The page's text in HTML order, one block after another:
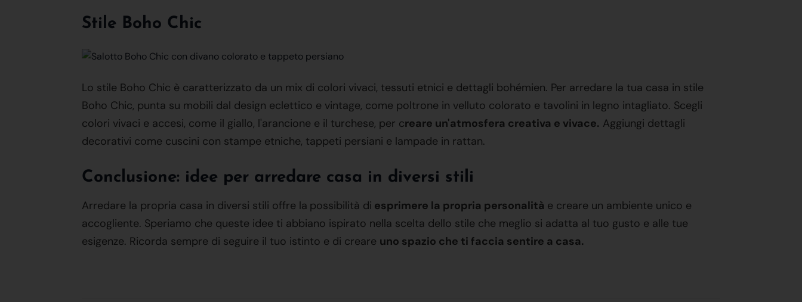
Stile Boho Chic
Lo stile Boho Chic è caratterizzato da un mix di colori vivaci, tessuti etnici e dettagli bohémien. Per arredare la tua casa in stile
Boho Chic, punta su mobili dal design eclettico e vintage, come poltrone in velluto colorato e tavolini in legno intagliato. Scegli
colori vivaci e accesi, come il giallo, l'arancione e il turchese, per creare un'atmosfera creativa e vivace. Aggiungi dettagli
decorativi come cuscini con stampe etniche, tappeti persiani e lampade in rattan.
Conclusione: idee per arredare casa in diversi stili
Arredare la propria casa in diversi stili offre la possibilità di esprimere la propria personalità e creare un ambiente unico e
accogliente. Speriamo che queste idee ti abbiano ispirato nella scelta dello stile che meglio si adatta al tuo gusto e alle tue
esigenze. Ricorda sempre di seguire il tuo istinto e di creare uno spazio che ti faccia sentire a casa.